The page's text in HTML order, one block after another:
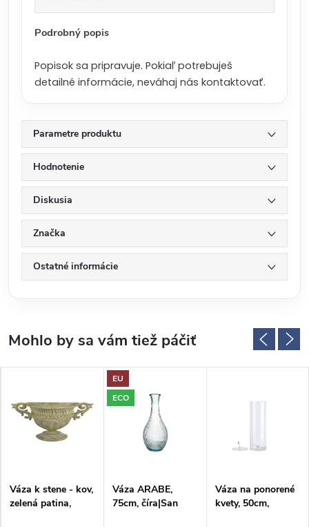
Podrobný popis
Popisok sa pripravuje. Pokiaľ potrebuješ
detailné informácie, neváhaj nás kontaktovať.
Parametre produktu
Hodnotenie
Diskusia
Značka
Ostatné informácie
Váza k stene - kov,
zelená patina,
EU
ECO
Váza ARABE,
75cm, číra|San
Váza na ponorené
kvety, 50cm,